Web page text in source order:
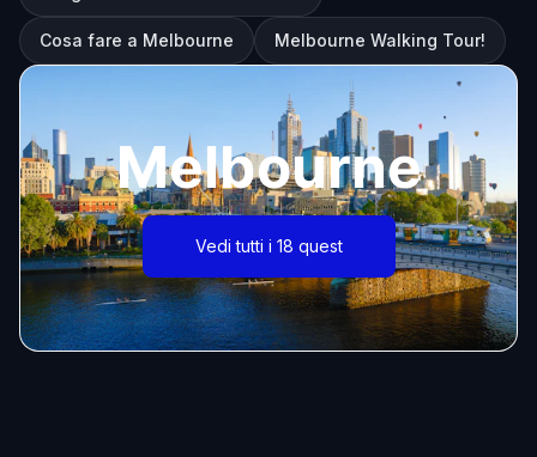
Cosa fare a Melbourne Melbourne Walking Tour!
Melbourne
Vedi tutti i 18 quest